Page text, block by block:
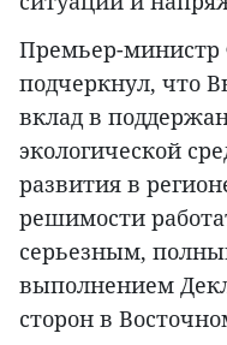
Премьер-
подчеркнул, что
вклад в
экологической
развития в
решимости
серьезным,
выполнением
сторон в